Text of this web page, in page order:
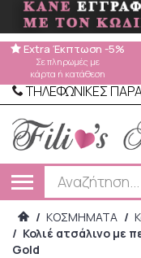
ΤΗΛΕΦΩΝΙΚΕΣ
Extra Έκπτωση -5%
Σε πληρωμές με
κάρτα ή κατάθεση
/ ΚΟΣΜΗΜΑΤΑ /
/ Κολιέ ατσάλινο με
Gold